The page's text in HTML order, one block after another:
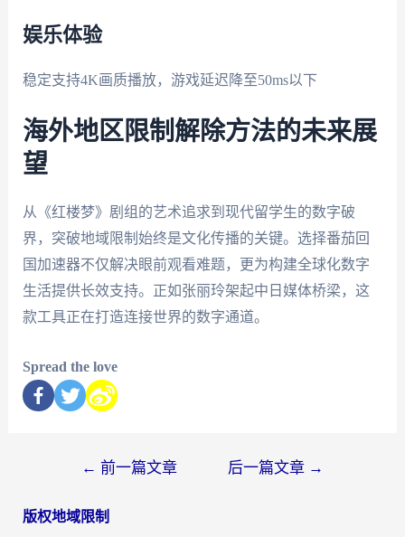
娱乐体验
稳定支持4K画质播放，游戏延迟降至50ms以下
海外地区限制解除方法的未来展
望
从《红楼梦》剧组的艺术追求到现代留学生的数字破
界，突破地域限制始终是文化传播的关键。选择番茄回
国加速器不仅解决眼前观看难题，更为构建全球化数字
生活提供长效支持。正如张丽玲架起中日媒体桥梁，这
款工具正在打造连接世界的数字通道。
Spread the love
← 前一篇文章 后一篇文章 →
版权地域限制